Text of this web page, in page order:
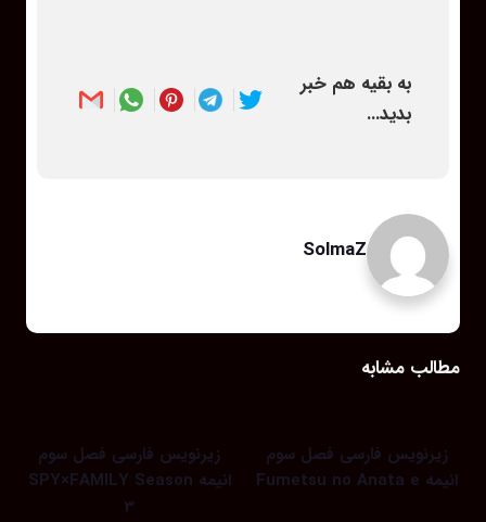
به بقیه هم خبر
بدید...
SolmaZ
مطالب مشابه
زیرنویس فارسی فصل سوم
انیمه Fumetsu no Anata e
زیرنویس فارسی فصل سوم
انیمه SPY×FAMILY Season
3